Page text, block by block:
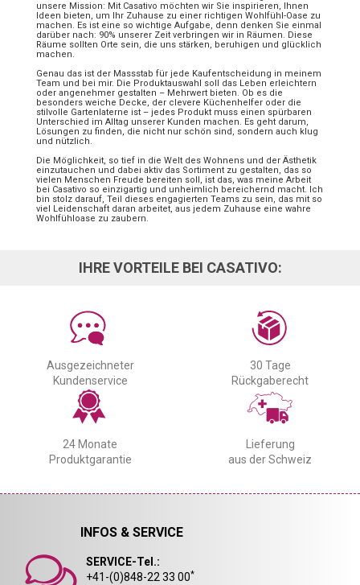
unsere Mission: Mit Casativo möchten wir Sie inspirieren, Ihnen
Ideen bieten, um Ihr Zuhause zu einer richtigen Wohlfühl-Oase zu
machen. Es ist eine so wichtige Aufgabe, denn denken Sie einmal
darüber nach: 90% unserer Zeit verbringen wir in Räumen. Diese
Räume sollten Orte sein, die uns stärken, beruhigen und glücklich
machen.
Genau das ist der Massstab für jede Kaufentscheidung in meinem
Team und bei mir. Die Produktauswahl soll das Leben erleichtern
oder angenehmer gestalten – Mehrwert bieten. Ob es die
besonders weiche Decke, der clevere Küchenhelfer oder die
stilvolle Gartenlaterne ist – jedes Produkt muss einen spürbaren
Unterschied im Alltag unserer Kunden machen. Es geht darum,
Lösungen zu finden, die nicht nur schön sind, sondern auch klug
und nützlich.
Die Möglichkeit, so tief in die Welt des Wohnens und der Ästhetik
einzutauchen und dabei aktiv das Sortiment zu gestalten, das so
vielen Menschen Freude bereiten soll, ist das, was meine Arbeit
bei Casativo so einzigartig und unheimlich bereichernd macht. Ich
bin stolz darauf, Teil dieses engagierten Teams zu sein, das mit so
viel Leidenschaft daran arbeitet, aus jedem Zuhause eine wahre
Wohlfühloase zu zaubern.
IHRE VORTEILE BEI CASATIVO:
Ausgezeichneter
Kundenservice
30 Tage
Rückgaberecht
24 Monate
Produktgarantie
Lieferung
aus der Schweiz
INFOS & SERVICE
SERVICE-Tel.:
+41-(0)848-22 33 00*